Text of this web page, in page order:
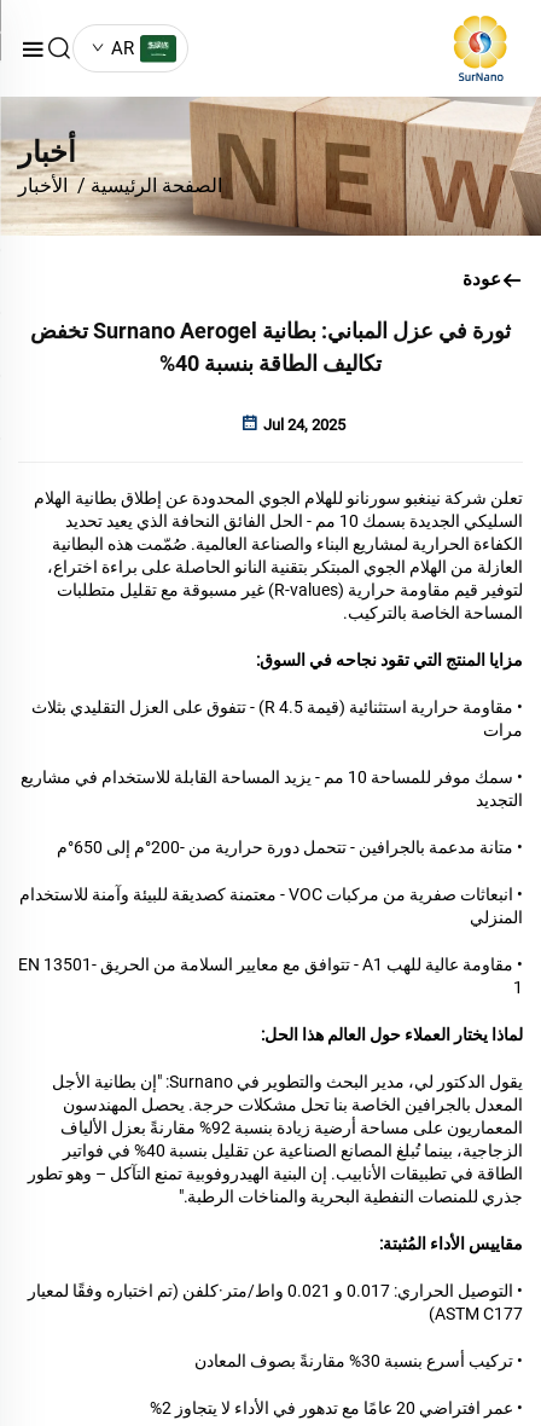
AR
أخبار
الصفحة الرئيسية / الأخبار
عودة
ثورة في عزل المباني: بطانية Surnano Aerogel تخفض
تكاليف الطاقة بنسبة 40%
Jul 24, 2025
تعلن شركة نينغبو سورنانو للهلام الجوي المحدودة عن إطلاق بطانية الهلام
السليكي الجديدة بسمك 10 مم - الحل الفائق النحافة الذي يعيد تحديد
الكفاءة الحرارية لمشاريع البناء والصناعة العالمية. صُمّمت هذه البطانية
العازلة من الهلام الجوي المبتكر بتقنية النانو الحاصلة على براءة اختراع،
لتوفير قيم مقاومة حرارية (R-values) غير مسبوقة مع تقليل متطلبات
المساحة الخاصة بالتركيب.
مزايا المنتج التي تقود نجاحه في السوق:
• مقاومة حرارية استثنائية (قيمة R 4.5) - تتفوق على العزل التقليدي بثلاث
مرات
• سمك موفر للمساحة 10 مم - يزيد المساحة القابلة للاستخدام في مشاريع
التجديد
• متانة مدعمة بالجرافين - تتحمل دورة حرارية من -200°م إلى 650°م
• انبعاثات صفرية من مركبات VOC - معتمنة كصديقة للبيئة وآمنة للاستخدام
المنزلي
• مقاومة عالية للهب A1 - تتوافق مع معايير السلامة من الحريق EN 13501-
1
لماذا يختار العملاء حول العالم هذا الحل:
يقول الدكتور لي، مدير البحث والتطوير في Surnano: "إن بطانية الأجل
المعدل بالجرافين الخاصة بنا تحل مشكلات حرجة. يحصل المهندسون
المعماريون على مساحة أرضية زيادة بنسبة 92% مقارنةً بعزل الألياف
الزجاجية، بينما تُبلغ المصانع الصناعية عن تقليل بنسبة 40% في فواتير
الطاقة في تطبيقات الأنابيب. إن البنية الهيدروفوبية تمنع التآكل – وهو تطور
جذري للمنصات النفطية البحرية والمناخات الرطبة."
مقاييس الأداء المُثبتة:
• التوصيل الحراري: 0.017 و 0.021 واط/متر·كلفن (تم اختباره وفقًا لمعيار
ASTM C177)
• تركيب أسرع بنسبة 30% مقارنةً بصوف المعادن
• عمر افتراضي 20 عامًا مع تدهور في الأداء لا يتجاوز 2%